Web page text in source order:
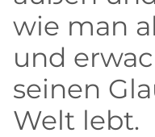
wie man
und
seinen
Welt lebt.